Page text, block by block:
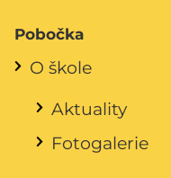
Pobočka
O škole
Aktuality
Fotogalerie